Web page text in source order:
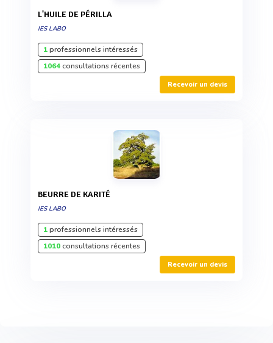
L'HUILE DE PÉRILLA
IES LABO
1professionnels intéressés
1064consultations récentes
Recevoir un devis
BEURRE DE KARITÉ
IES LABO
1professionnels intéressés
1010consultations récentes
Recevoir un devis